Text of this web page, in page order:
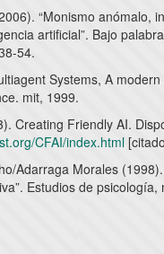
“Monismo anómalo,
artificial”. Bajo
54.
Systems, A
mit, 1999.
Creating Friendly AI.
CFAI/index.html
Adarraga Morales
Estudios de psicología,